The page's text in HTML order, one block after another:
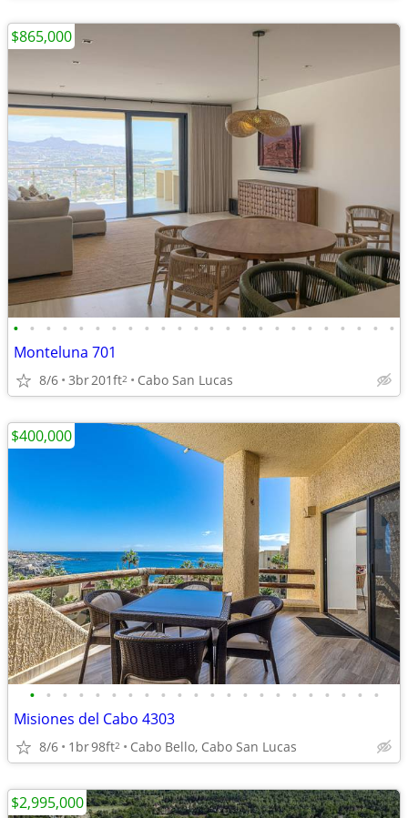
• • • • • • • • • • • • • • • • • • • • • • • •
Monteluna 701
8/6 3br201ft2 Cabo San Lucas
$865,000
• • • • • • • • • • • • • • • • • • • • • •
Misiones del Cabo 4303
8/6 1br98ft2 Cabo Bello, Cabo San Lucas
$400,000
$2,995,000